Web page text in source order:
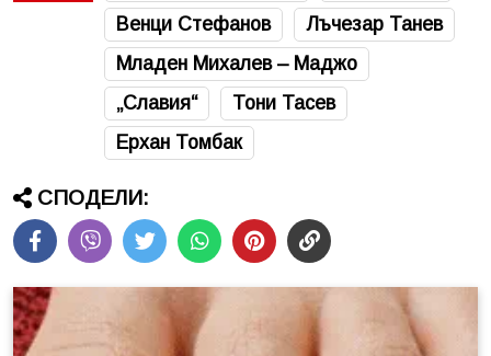
Венци Стефанов
Лъчезар Танев
Младен Михалев – Маджо
„Славия“
Тони Тасев
Ерхан Томбак
СПОДЕЛИ: